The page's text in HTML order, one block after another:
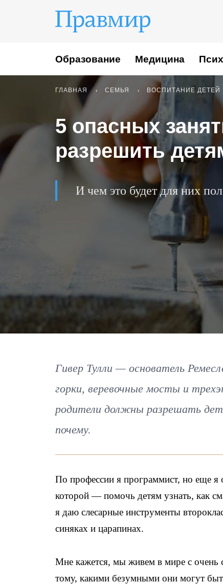
Образование Медицина
ГЛАВНАЯ СЕМЬЯ ВОСПИТАНИЕ ДЕТЕЙ
5 опасных
разрешить
И чем это будет для них
Гивер Тулли — основатель
горки, веревочные мосты и
родители должны разрешать
почему.
По профессии я программист, но еще я
которой — помочь детям узнать, как
я даю слесарные инструменты
синяках и царапинах.
Мне кажется, мы живем в мире с очень
тому, какими безумными они могут